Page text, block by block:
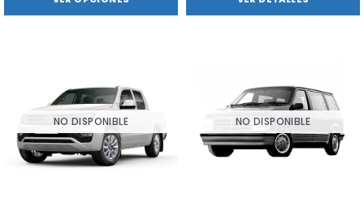
NO DISPONIBLE NO DISPONIBLE